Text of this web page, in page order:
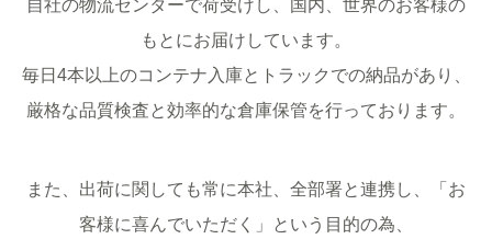
自社の物流センターで荷受けし、国内、世界のお客様の
もとにお届けしています。
毎日4本以上のコンテナ入庫とトラックでの納品があり、
厳格な品質検査と効率的な倉庫保管を行っております。
また、出荷に関しても常に本社、全部署と連携し、「お
客様に喜んでいただく」という目的の為、